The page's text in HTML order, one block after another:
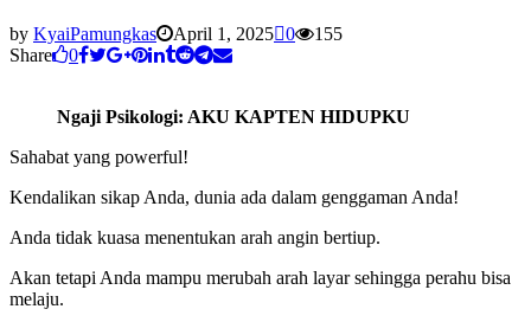
by KyaiPamungkas April 1, 2025 0
155
Share
0
Ngaji Psikologi: AKU KAPTEN HIDUPKU
Sahabat yang powerful!
Kendalikan sikap Anda, dunia ada dalam genggaman Anda!
Anda tidak kuasa menentukan arah angin bertiup.
Akan tetapi Anda mampu merubah arah layar sehingga perahu bisa
melaju.